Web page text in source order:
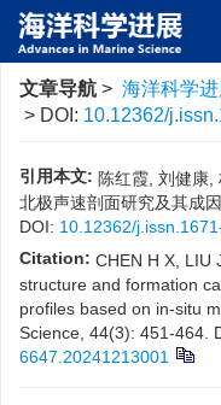
文章导航 > 海洋科学进
> DOI: 10.12362/
引用本文: 陈红霞, 刘健康,
北极声速剖面研究及其成
DOI: 10.12362/
Citation: CHEN H X, LIU
structure and formation
profiles based on in-situ
Science, 44(3): 451-464.
6647.20241213001